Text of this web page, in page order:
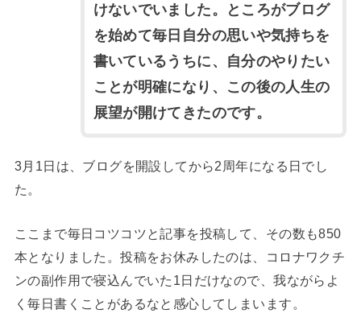
けないでいました。ところがブログ
を始めて毎日自分の思いや気持ちを
書いているうちに、自分のやりたい
ことが明確になり、この後の人生の
展望が開けてきたのです。
3月1日は、ブログを開設してから2周年になる日でし
た。
ここまで毎日コツコツと記事を投稿して、その数も850
本となりました。投稿をお休みしたのは、コロナワクチ
ンの副作用で寝込んでいた1日だけなので、我ながらよ
く毎日書くことがあるなと感心してしまいます。